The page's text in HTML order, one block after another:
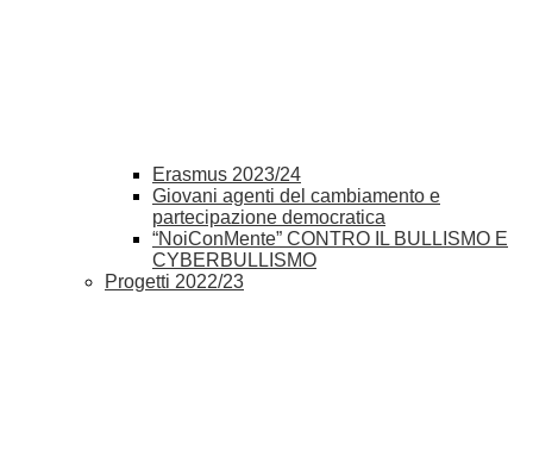
Erasmus 2023/24
Giovani agenti del cambiamento e
partecipazione democratica
“NoiConMente” CONTRO IL BULLISMO E
CYBERBULLISMO
Progetti 2022/23